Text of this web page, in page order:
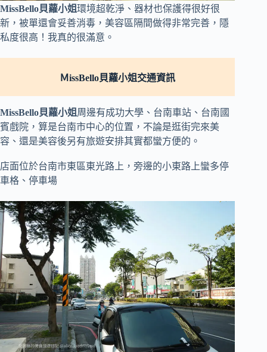
MissBello貝蘿小姐環境超乾淨、器材也保護得很好很
新，被單還會妥善消毒，美容區隔間做得非常完善，隱
私度很高！我真的很滿意。
ＭissBello貝蘿小姐交通資訊
MissBello貝蘿小姐 周邊有成功大學、台南車站、台南國
賓戲院，算是台南市中心的位置，不論是逛街完來美
容、還是美容後另有旅遊安排其實都蠻方便的。
店面位於台南市東區東光路上，旁邊的小東路上蠻多停
車格、停車場